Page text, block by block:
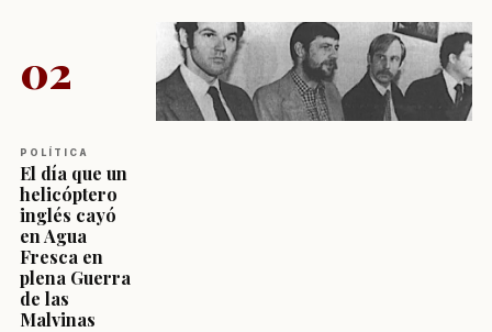
02
POLÍTICA
El día que un
helicóptero
inglés cayó
en Agua
Fresca en
plena Guerra
de las
Malvinas